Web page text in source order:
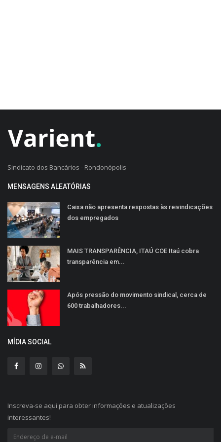
Sindicato dos Bancários - Rondonópolis
MENSAGENS ALEATÓRIAS
Caixa não apresenta respostas às reivindicações
dos empregados
MAIS TRANSPARÊNCIA, ITAÚ COE Itaú cobra
transparência em...
Após pressão do movimento sindical, cerca de
600 trabalhadores...
MÍDIA SOCIAL
Inscreva-se aqui para obter informações e atualizações
interessantes!